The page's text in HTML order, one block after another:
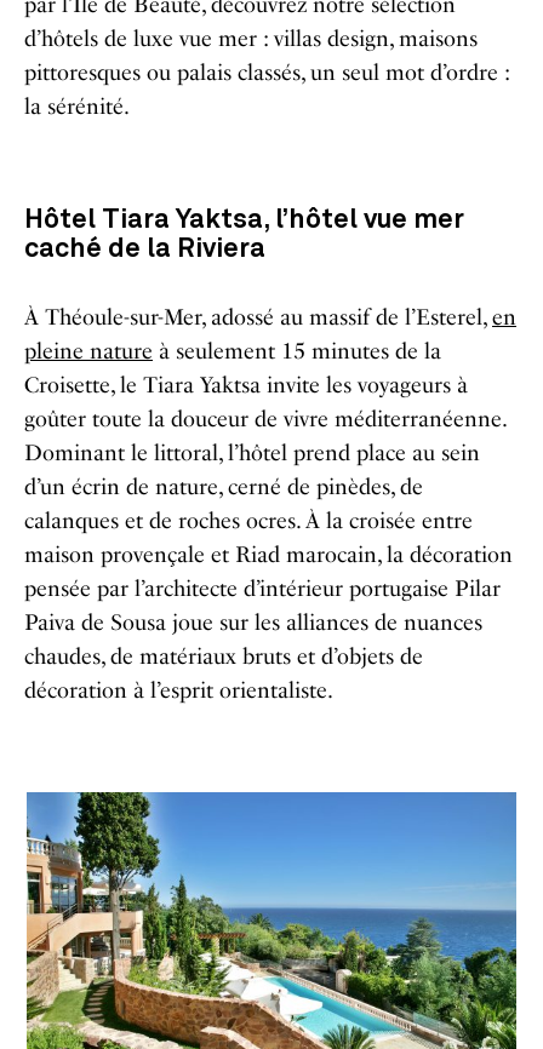
d’hôtels de luxe vue mer : villas design, maisons
pittoresques ou palais classés, un seul mot d’ordre :
la sérénité.
Hôtel Tiara Yaktsa, l’hôtel vue mer
caché de la Riviera
À Théoule-sur-Mer, adossé au massif de l’Esterel,en
pleine nature à seulement 15 minutes de la
Croisette, le Tiara Yaktsa invite les voyageurs à
goûter toute la douceur de vivre méditerranéenne.
Dominant le littoral, l’hôtel prend place au sein
d’un écrin de nature, cerné de pinèdes, de
calanques et de roches ocres. À la croisée entre
maison provençale et Riad marocain, la décoration
pensée par l’architecte d’intérieur portugaise Pilar
Paiva de Sousa joue sur les alliances de nuances
chaudes, de matériaux bruts et d’objets de
décoration à l’esprit orientaliste.